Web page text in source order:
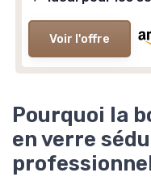
Voir l'offre
Pourquoi la
en verre